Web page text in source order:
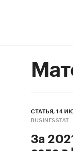
СТАТЬЯ, 14
BUSINESSTAT
За